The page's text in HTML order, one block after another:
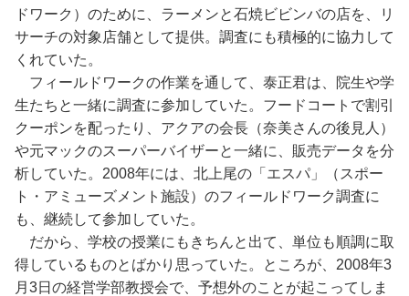
ドワーク）のために、ラーメンと石焼ビビンバの店を、リ
サーチの対象店舗として提供。調査にも積極的に協力して
くれていた。
フィールドワークの作業を通して、泰正君は、院生や学
生たちと一緒に調査に参加していた。フードコートで割引
クーポンを配ったり、アクアの会長（奈美さんの後見人）
や元マックのスーパーバイザーと一緒に、販売データを分
析していた。2008年には、北上尾の「エスパ」（スポー
ト・アミューズメント施設）のフィールドワーク調査に
も、継続して参加していた。
だから、学校の授業にもきちんと出て、単位も順調に取
得しているものとばかり思っていた。ところが、2008年3
月3日の経営学部教授会で、予想外のことが起こってしま